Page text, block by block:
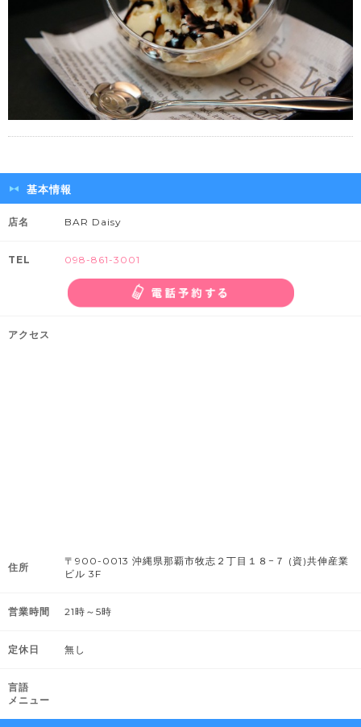
基本情報
店名 BAR Daisy
TEL 098-861-3001
アクセス
住所
〒900-0013 沖縄県那覇市牧志２丁目１８−７ (資)共伸産業
ビル 3F
営業時間 21時～5時
定休日 無し
言語
メニュー